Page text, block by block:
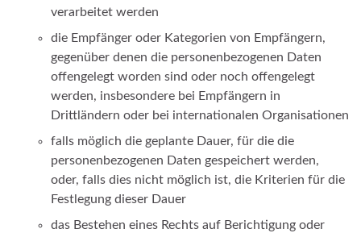
verarbeitet werden
die Empfänger oder Kategorien von Empfängern,
gegenüber denen die personenbezogenen Daten
offengelegt worden sind oder noch offengelegt
werden, insbesondere bei Empfängern in
Drittländern oder bei internationalen Organisationen
falls möglich die geplante Dauer, für die die
personenbezogenen Daten gespeichert werden,
oder, falls dies nicht möglich ist, die Kriterien für die
Festlegung dieser Dauer
das Bestehen eines Rechts auf Berichtigung oder